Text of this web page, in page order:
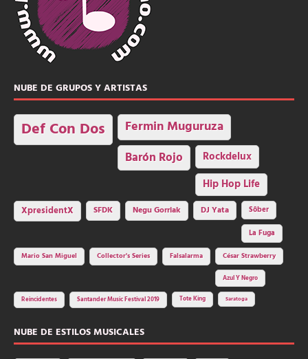
NUBE DE GRUPOS Y ARTISTAS
Def Con Dos Fermin Muguruza
Barón Rojo Rockdelux
Hip Hop Life
XpresidentX SFDK Negu Gorriak DJ Yata
Sôber
La Fuga
Mario San Miguel
Collector's Series Falsalarma César Strawberry
Azul Y Negro
Reincidentes Santander Music Festival 2019 Tote King Saratoga
NUBE DE ESTILOS MUSICALES